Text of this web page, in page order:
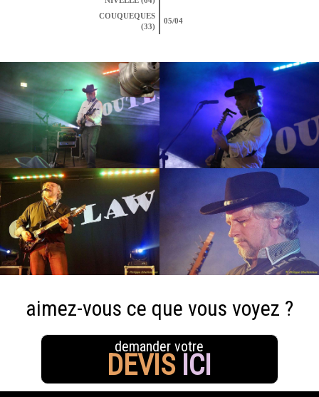
COUQUEQUES
(33)
05/04
aimez-vous ce que vous voyez ?
demander votre
DEVIS ICI